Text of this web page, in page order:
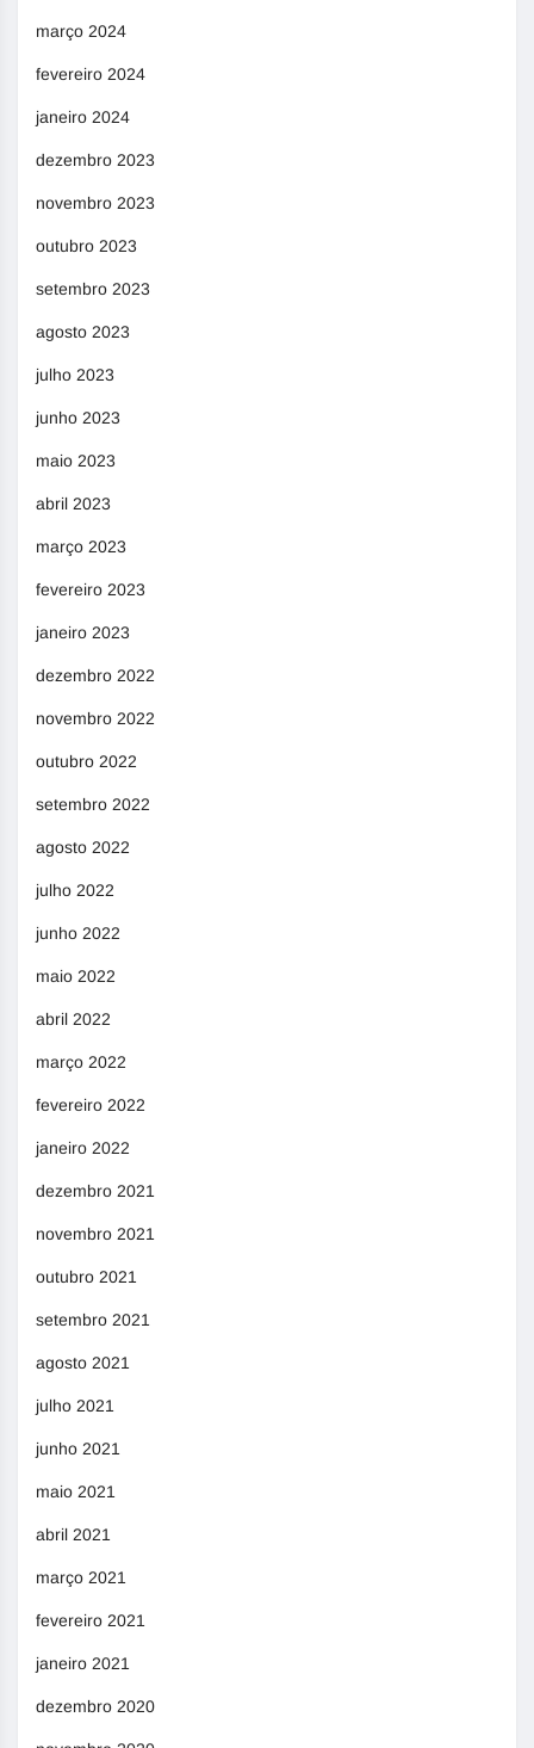
março 2024
fevereiro 2024
janeiro 2024
dezembro 2023
novembro 2023
outubro 2023
setembro 2023
agosto 2023
julho 2023
junho 2023
maio 2023
abril 2023
março 2023
fevereiro 2023
janeiro 2023
dezembro 2022
novembro 2022
outubro 2022
setembro 2022
agosto 2022
julho 2022
junho 2022
maio 2022
abril 2022
março 2022
fevereiro 2022
janeiro 2022
dezembro 2021
novembro 2021
outubro 2021
setembro 2021
agosto 2021
julho 2021
junho 2021
maio 2021
abril 2021
março 2021
fevereiro 2021
janeiro 2021
dezembro 2020